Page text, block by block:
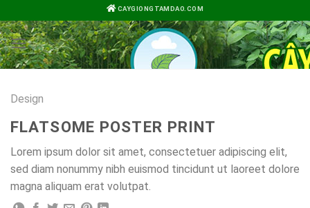
qua
nội
dung
CAYGIONGTAMDAO.COM
Design
FLATSOME POSTER PRINT
Lorem ipsum dolor sit amet, consectetuer adipiscing elit,
sed diam nonummy nibh euismod tincidunt ut laoreet dolore
magna aliquam erat volutpat.